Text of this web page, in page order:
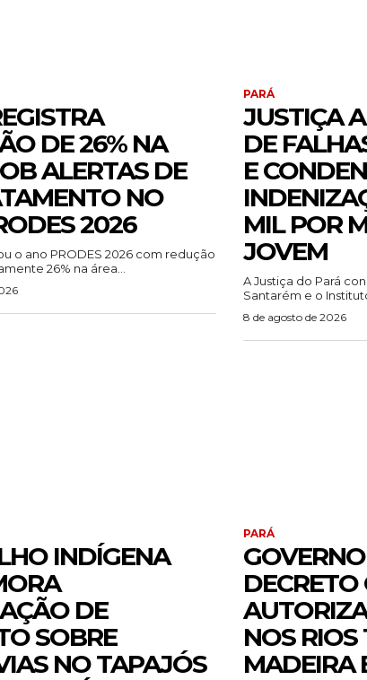
DE 26% NA
ALERTAS DE
NO
2026
o ano PRODES 2026 com redução
26% na área...
PARÁ
JUSTIÇA
DE
E
MIL POR
JOVEM
A Justiça do Pará
Santarém e o
8 de agosto de 2026
INDÍGENA
DE
SOBRE
NO TAPAJÓS
PARÁ
DECRETO
NOS
MADEIRA